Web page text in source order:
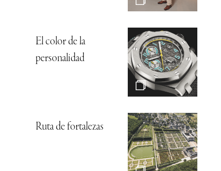
El color de la
personalidad
Ruta de fortalezas